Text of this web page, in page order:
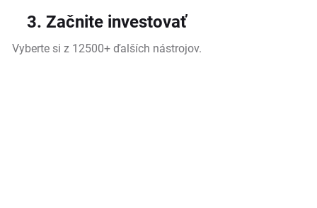
3. Začnite investovať
Vyberte si z 12500+ ďalších nástrojov.